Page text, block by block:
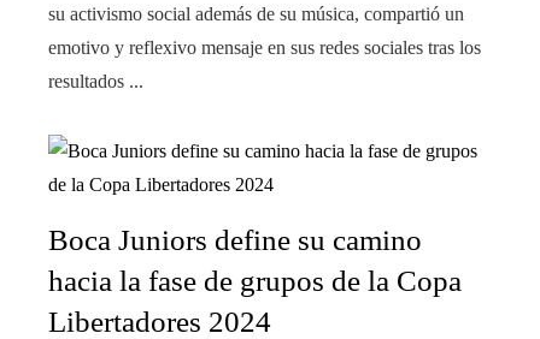
su activismo social además de su música, compartió un
emotivo y reflexivo mensaje en sus redes sociales tras los
resultados ...
Boca Juniors define su camino
hacia la fase de grupos de la Copa
Libertadores 2024